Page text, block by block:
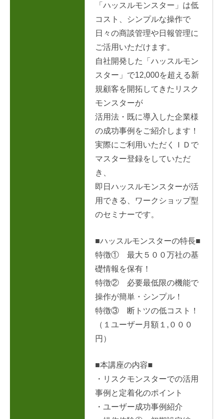
「ハッスルモンスター」は低
コスト、シンプルな操作で
日々の商談管理や日報管理に
ご活用いただけます。
自社開発した「ハッスルモン
スター」で12,000を超える新
規顧客を開拓してきたリスク
モンスターが
活用法・既に導入した企業様
の成功事例をご紹介します！
実際にご利用いただくＩＤで
マスター登録をしていただ
き、
即日ハッスルモンスターが活
用できる、ワークショップ型
のセミナーです。
■ハッスルモンスターの特長■
特徴① 最大５００万社の基
礎情報を保有！
特徴② 必要最低限の機能で
操作が簡単・シンプル！
特徴③ 断トツの低コスト！
（１ユーザー月額１,０００
円）
■本講座の内容■
・リスクモンスターでの活用
事例と定着化のポイント
・ユーザー成功事例紹介